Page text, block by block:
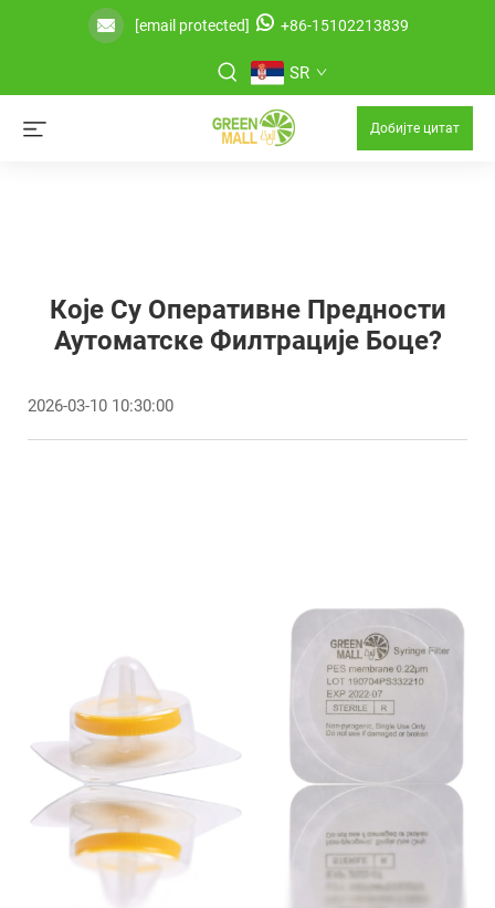
[email protected] +86-15102213839
SR
Добијте цитат
Које Су Оперативне Предности
Аутоматске Филтрације Боце?
2026-03-10 10:30:00